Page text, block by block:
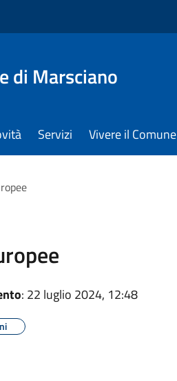
di Marsciano
Servizi Vivere il Comune
: 22 luglio 2024, 12:48